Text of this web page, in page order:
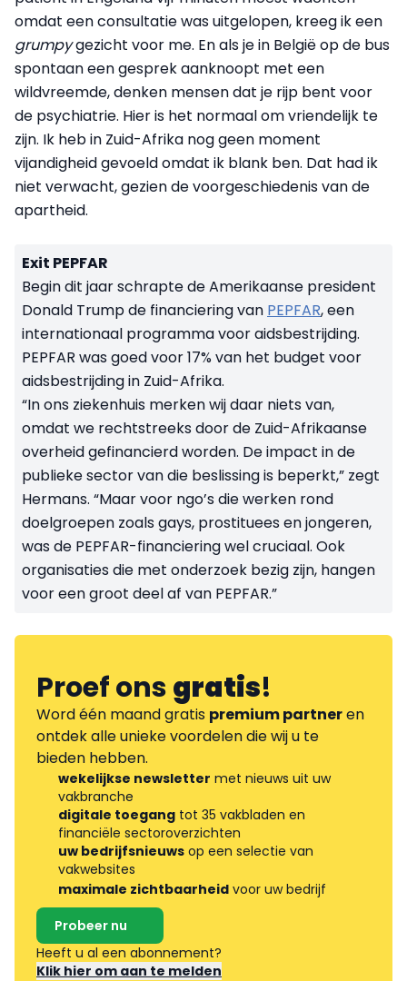
omdat een consultatie was uitgelopen, kreeg ik een
grumpygezicht voor me. En als je in België op de bus
spontaan een gesprek aanknoopt met een
wildvreemde, denken mensen dat je rijp bent voor
de psychiatrie. Hier is het normaal om vriendelijk te
zijn. Ik heb in Zuid-Afrika nog geen moment
vijandigheid gevoeld omdat ik blank ben. Dat had ik
niet verwacht, gezien de voorgeschiedenis van de
apartheid.
Exit PEPFAR
Begin dit jaar schrapte de Amerikaanse president
Donald Trump de financiering van PEPFAR, een
internationaal programma voor aidsbestrijding.
PEPFAR was goed voor 17% van het budget voor
aidsbestrijding in Zuid-Afrika.
“In ons ziekenhuis merken wij daar niets van,
omdat we rechtstreeks door de Zuid-Afrikaanse
overheid gefinancierd worden. De impact in de
publieke sector van die beslissing is beperkt,” zegt
Hermans. “Maar voor ngo’s die werken rond
doelgroepen zoals gays, prostituees en jongeren,
was de PEPFAR-financiering wel cruciaal. Ook
organisaties die met onderzoek bezig zijn, hangen
voor een groot deel af van PEPFAR.”
Proef onsgratis!
Word één maand gratis premium partneren
ontdek alle unieke voordelen die wij u te
bieden hebben.
wekelijkse newsletter met nieuws uit uw
vakbranche
digitale toegang tot 35 vakbladen en
financiële sectoroverzichten
uw bedrijfsnieuws op een selectie van
vakwebsites
maximale zichtbaarheid voor uw bedrijf
Probeer nu
Heeft u al een abonnement?
Klik hier om aan te melden